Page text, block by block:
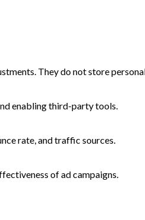
They do not store
enabling third-party tools.
rate, and traffic sources.
of ad campaigns.